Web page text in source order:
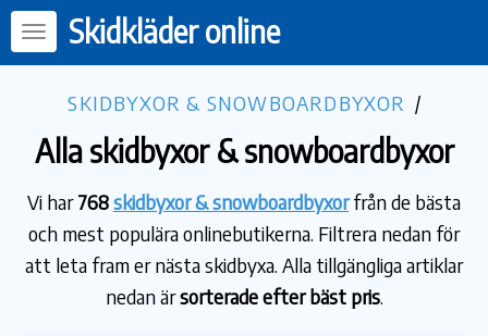
Skidkläder online
SKIDBYXOR & SNOWBOARDBYXOR /
Alla skidbyxor & snowboardbyxor
Vi har768skidbyxor & snowboardbyxorfrån de bästa
och mest populära onlinebutikerna. Filtrera nedan för
att leta fram er nästa skidbyxa. Alla tillgängliga artiklar
nedan ärsorterade efter bäst pris.